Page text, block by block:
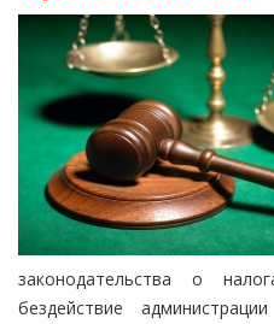
законодательства о
бездействие